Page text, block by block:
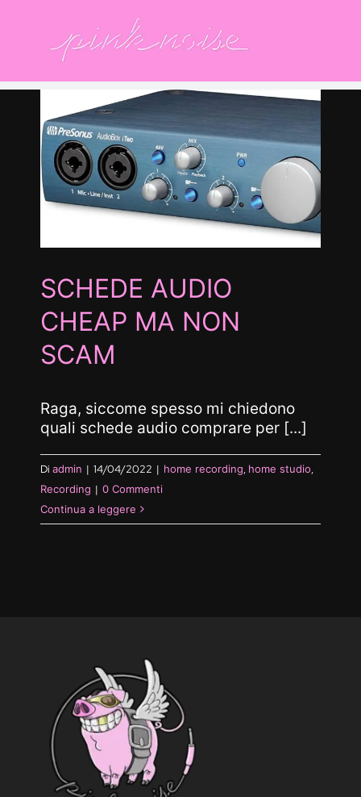
contenuto
SCHEDE AUDIO
CHEAP MA NON
SCAM
Raga, siccome spesso mi chiedono
quali schede audio comprare per [...]
Di admin | 14/04/2022 | home recording, home studio,
Recording | 0 Commenti
Continua a leggere